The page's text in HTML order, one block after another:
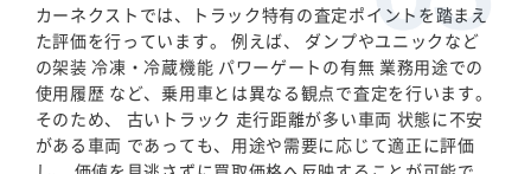
カーネクストでは、トラック特有の査定ポイントを踏まえ
た評価を行っています。 例えば、 ダンプやユニックなど
の架装 冷凍・冷蔵機能 パワーゲートの有無 業務用途での
使用履歴 など、乗用車とは異なる観点で査定を行います。
そのため、 古いトラック 走行距離が多い車両 状態に不安
がある車両 であっても、用途や需要に応じて適正に評価